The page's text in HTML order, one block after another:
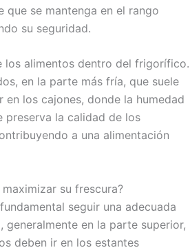
se mantenga en el rango
su seguridad.
los alimentos dentro del frigorífico.
en la parte más fría, que suele
los cajones, donde la humedad
preserva la calidad de los
a una alimentación
su frescura?
seguir una adecuada
en la parte superior,
deben ir en los estantes